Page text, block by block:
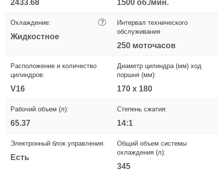
2433.68 1500 об./мин.
Охлаждение: ?
Жидкостное
Интервал технического
обслуживания
250 моточасов
Расположение и количество
цилиндров:
V16
Диаметр цилиндра (мм) ход
поршня (мм):
170 x 180
Рабочий объем (л):
65.37
Степень сжатия:
14:1
Электронный блок управления:
Есть
Общий объем системы
охлаждения (л):
345